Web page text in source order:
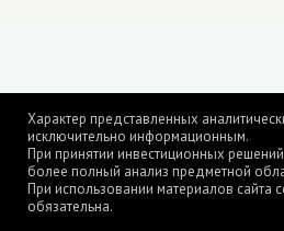
Характер представленных
исключительно информационным.
При принятии инвестиционных
более полный анализ предметной
При использовании материалов сайта
обязательна.